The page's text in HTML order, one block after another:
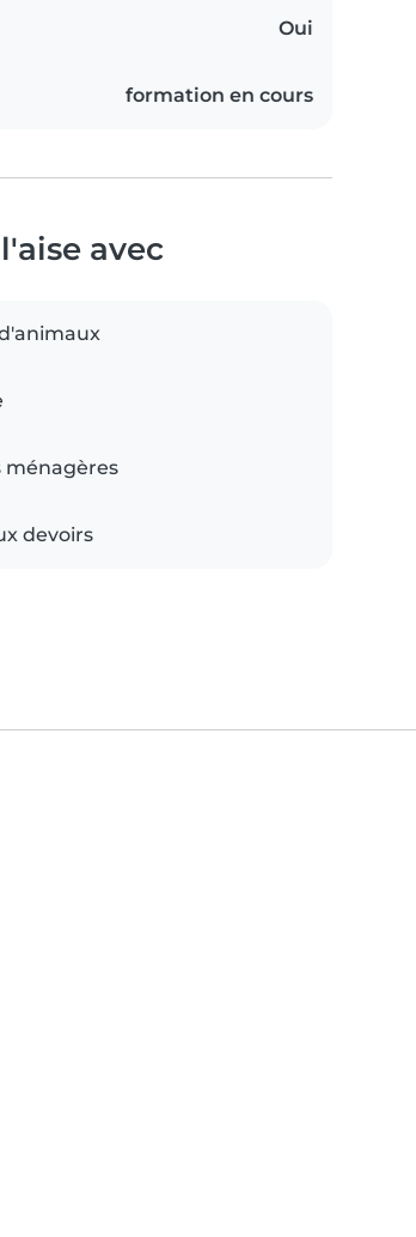
Oui
formation en cours
avec
ménagères
devoirs